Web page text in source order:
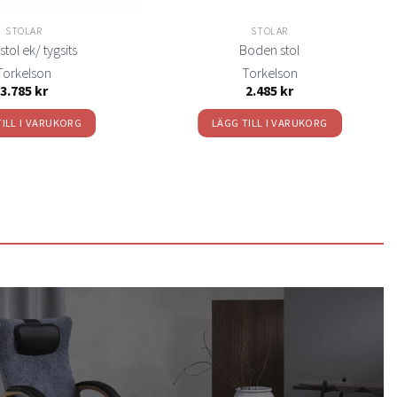
STOLAR
ek/ tygsits
3.785 kr
I VARUKORG
STOLAR
Boden stol
Torkelson
2.485 kr
LÄGG TILL I VARUKORG